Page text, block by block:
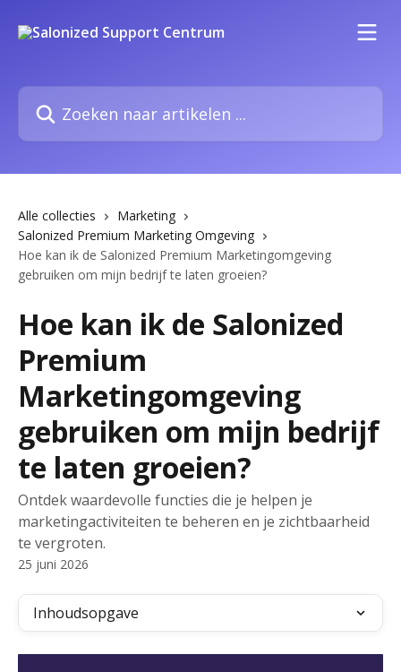
Zoeken naar artikelen ...
Alle collecties
Marketing
Salonized Premium Marketing Omgeving
Hoe kan ik de Salonized Premium Marketingomgeving
gebruiken om mijn bedrijf te laten groeien?
Hoe kan ik de Salonized
Premium
Marketingomgeving
gebruiken om mijn bedrijf
te laten groeien?
Ontdek waardevolle functies die je helpen je
marketingactiviteiten te beheren en je zichtbaarheid
te vergroten.
25 juni 2026
Inhoudsopgave